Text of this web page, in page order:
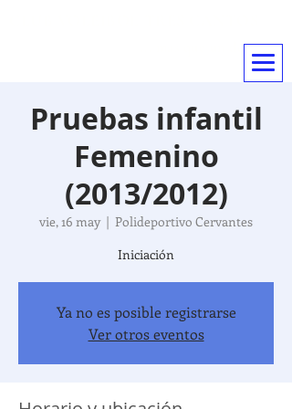
... mas que un deporte
Pruebas infantil
Femenino
(2013/2012)
vie, 16 may
  |
Polideportivo Cervantes
Iniciación
Ya no es posible registrarse
Ver otros eventos